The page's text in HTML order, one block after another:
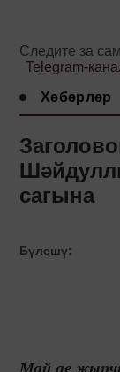
Следите за
Telegram-
Хәбәрләр
сагына
Бүлешү:
Май ае